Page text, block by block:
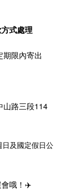
式處理
限內寄出
山路三段114
日及國定假日公
會哦！✈️